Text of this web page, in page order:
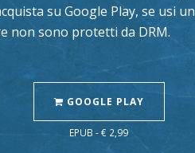
su Google Play, se usi un
non sono protetti da DRM.
GOOGLE PLAY
EPUB - € 2,99